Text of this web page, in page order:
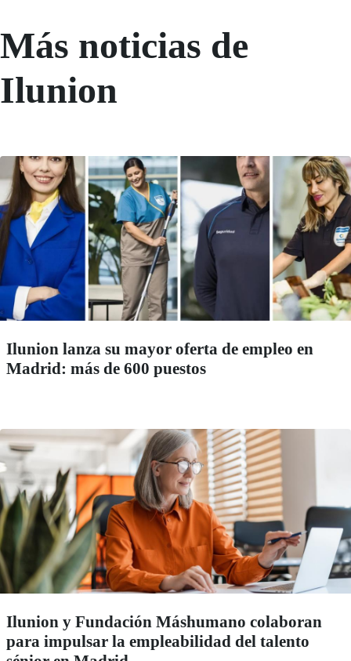
Más noticias de
Ilunion
Ilunion lanza su mayor oferta de empleo en
Madrid: más de 600 puestos
Ilunion y Fundación Máshumano colaboran
para impulsar la empleabilidad del talento